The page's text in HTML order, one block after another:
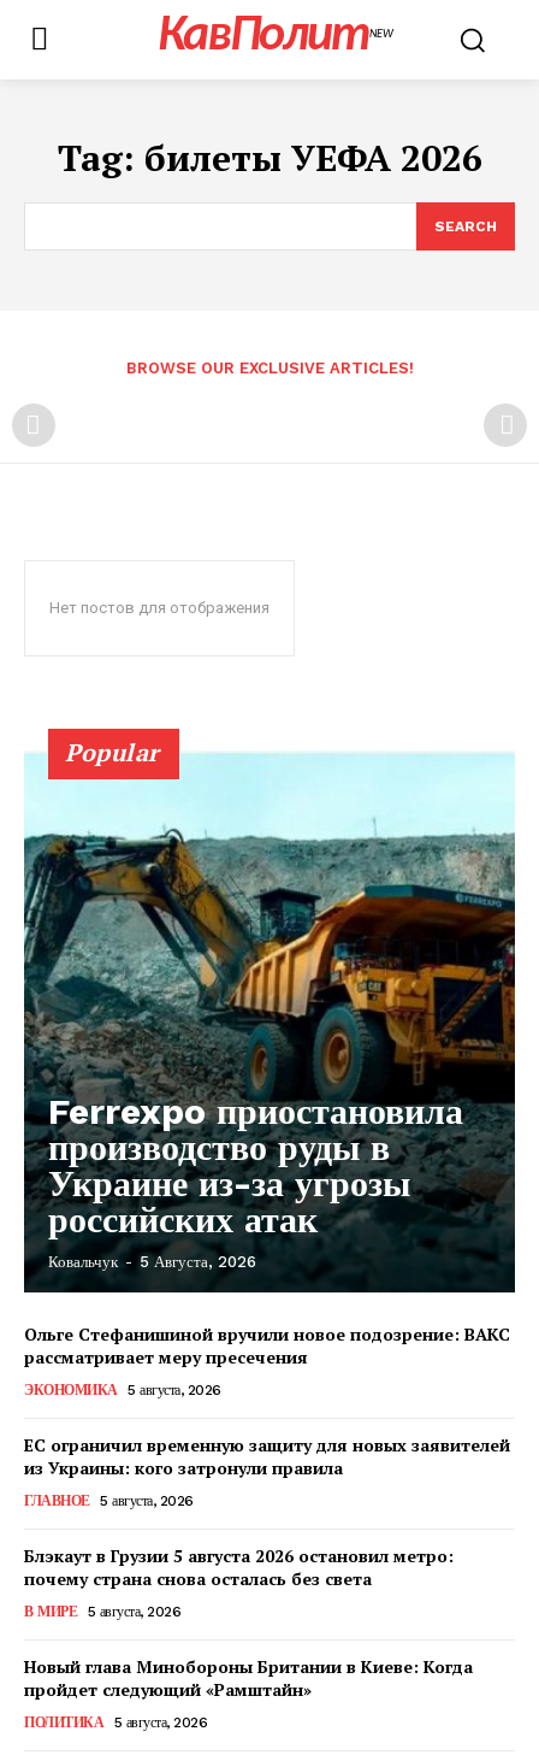
КавПолитNEW
Tag: билеты УЕФА 2026
SEARCH
BROWSE OUR EXCLUSIVE ARTICLES!
Нет постов для отображения
Popular
Ferrexpo приостановила
производство руды в
Украине из-за угрозы
российских атак
Ковальчук - 5 Августа, 2026
Ольге Стефанишиной вручили новое подозрение: ВАКС
рассматривает меру пресечения
ЭКОНОМИКА 5 августа, 2026
ЕС ограничил временную защиту для новых заявителей
из Украины: кого затронули правила
ГЛАВНОЕ 5 августа, 2026
Блэкаут в Грузии 5 августа 2026 остановил метро:
почему страна снова осталась без света
В МИРЕ 5 августа, 2026
Новый глава Минобороны Британии в Киеве: Когда
пройдет следующий «Рамштайн»
ПОЛИТИКА 5 августа, 2026